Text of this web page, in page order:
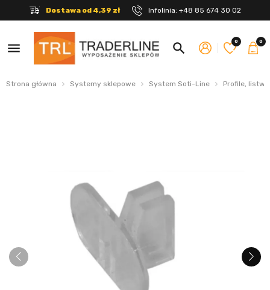
Dostawa od 4,39 zł Infolinia: +48 85 674 30 02
menu search 0 0
Strona główna Systemy sklepowe System Soti-Line Profile,